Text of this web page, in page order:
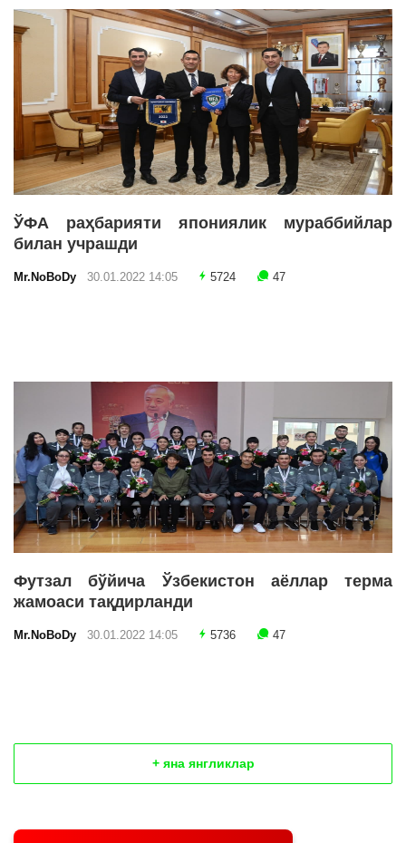
ЎФА раҳбарияти япониялик мураббийлар
билан учрашди
Mr.NoBoDy 30.01.2022 14:05 5724 47
Футзал бўйича Ўзбекистон аёллар терма
жамоаси тақдирланди
Mr.NoBoDy 30.01.2022 14:05 5736 47
+ яна янгликлар